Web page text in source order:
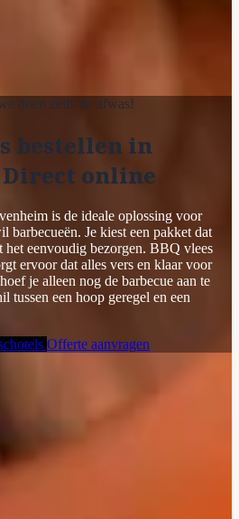
doen zelfs de afwas!
bestellen in
Direct online
is de ideale oplossing voor
barbecueën. Je kiest een pakket dat
het eenvoudig bezorgen. BBQ vlees
ervoor dat alles vers en klaar voor
je alleen nog de barbecue aan te
tussen een hoop geregel en een
Offerte aanvragen